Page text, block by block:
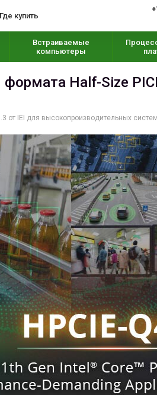
Где купить
Встраиваемые
компьютеры
Half-Size
от IEI для высокопроизводительных систем